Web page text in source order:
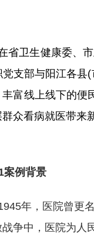
省卫生健康委、
党支部与阳江各县
丰富线上线下的便
众看病就医带来
案例背景
年，医院曾更
争中，医院为人